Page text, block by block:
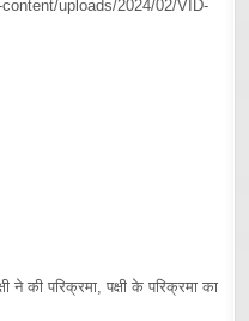
uploads/2024/02/VID-
ने की परिक्रमा, पक्षी के परिक्रमा का